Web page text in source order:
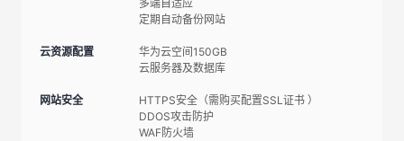
多端自适应
定期自动备份网站
云资源配置
华为云空间150GB
云服务器及数据库
网站安全
HTTPS安全（需购买配置SSL证书 ）
DDOS攻击防护
WAF防火墙